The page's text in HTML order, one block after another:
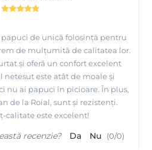
de unică folosință pentru
de mulțumită de calitatea lor.
și oferă un confort excelent
este atât de moale și
nu ai papuci în picioare. În plus,
de la Roial, sunt și rezistenți.
calitate este excelent!
recenzie? Da Nu (0/0)